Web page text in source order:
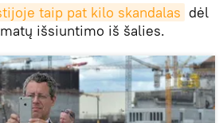
taip pat kilo skandalas dėl
išsiuntimo iš šalies.